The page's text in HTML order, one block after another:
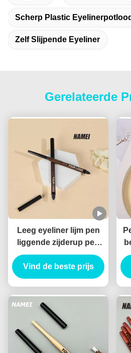
Scherp Plastic Eyelinerpotlood
Zelf Slijpende Eyeliner
Gerelateerde
Leeg eyeliner lijm pen
liggende zijderup pen
waterdicht duurzaam op
maat gel eyeliner
potlood Container
Vind de beste prijs